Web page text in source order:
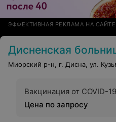
ЭФФЕКТИВНАЯ РЕКЛАМА НА САЙТЕ
Дисненская больница
Миорский р-н, г. Дисна, ул.
Вакцинация от COVID-19
Цена по запросу